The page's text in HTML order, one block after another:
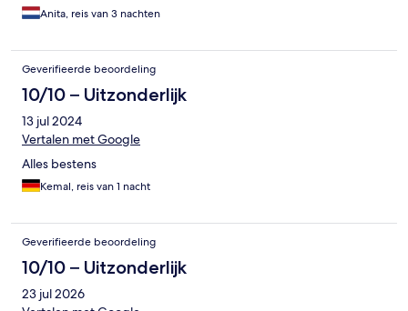
Anita, reis van 3 nachten
Geverifieerde beoordeling
10/10 – Uitzonderlijk
13 jul 2024
Vertalen met Google
Alles bestens
Kemal, reis van 1 nacht
Geverifieerde beoordeling
10/10 – Uitzonderlijk
23 jul 2026